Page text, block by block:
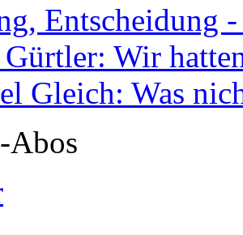
Entscheidung
Wir
Gleich: Was
Abos